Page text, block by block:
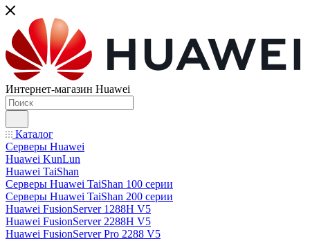
Интернет-магазин Huawei
Каталог
Серверы Huawei
Huawei KunLun
Huawei TaiShan
Серверы Huawei TaiShan 100 серии
Серверы Huawei TaiShan 200 серии
Huawei FusionServer 1288H V5
Huawei FusionServer 2288H V5
Huawei FusionServer Pro 2288 V5